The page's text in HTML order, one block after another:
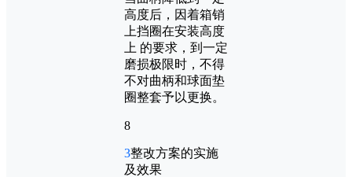
高度后，因着箱销
上挡圈在安装高度
上 的要求，到一定
磨损极限时，不得
不对曲柄和球面垫
圈整套予以更换。
8
3整改方案的实施
及效果